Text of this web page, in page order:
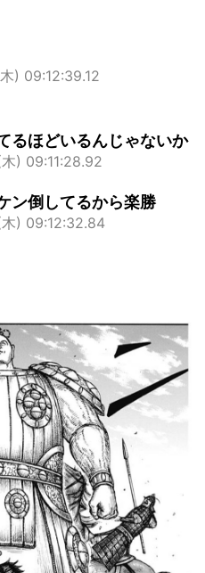
) 09:12:39.12
るほどいるんじゃないか
) 09:11:28.92
ン倒してるから楽勝
) 09:12:32.84